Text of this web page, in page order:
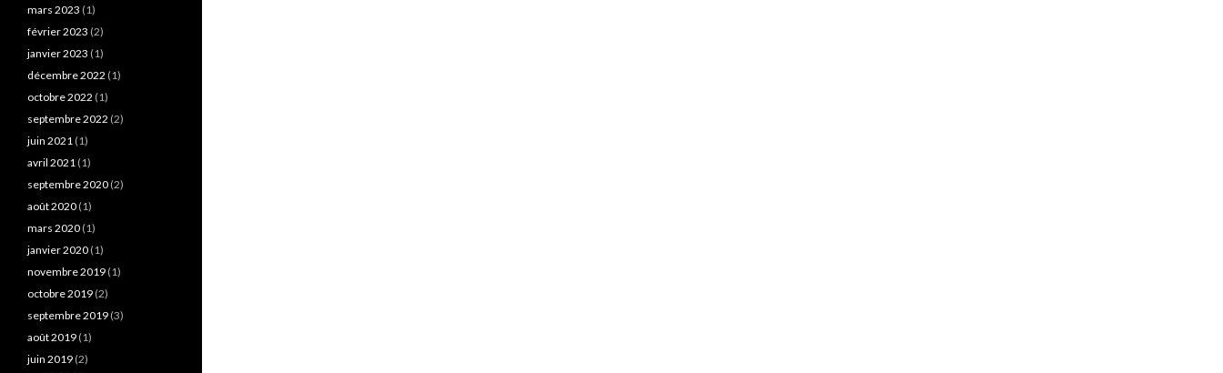
mars 2023 (1)
février 2023 (2)
janvier 2023 (1)
décembre 2022 (1)
octobre 2022 (1)
septembre 2022 (2)
juin 2021 (1)
avril 2021 (1)
septembre 2020 (2)
août 2020 (1)
mars 2020 (1)
janvier 2020 (1)
novembre 2019 (1)
octobre 2019 (2)
septembre 2019 (3)
août 2019 (1)
juin 2019 (2)